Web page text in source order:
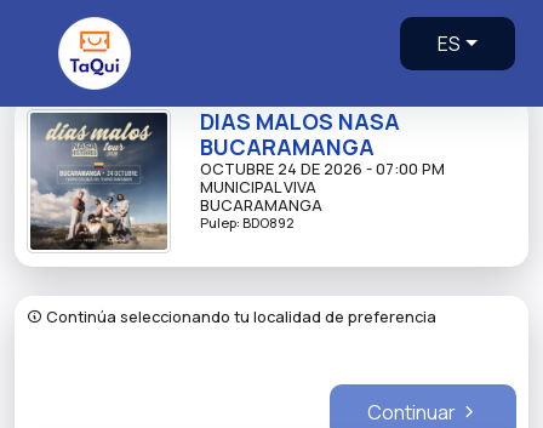
ES
DIAS MALOS NASA
BUCARAMANGA
OCTUBRE 24 DE 2026 - 07:00 PM
MUNICIPAL VIVA
BUCARAMANGA
Pulep: BDO892
Continúa seleccionando tu localidad de preferencia
Continuar